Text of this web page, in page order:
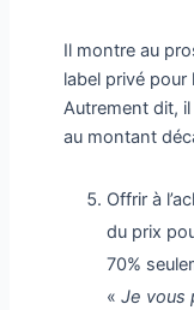
Il montre au
label privé
Autrement dit, il
au montant
Offrir à
du prix
70%
«Je vous